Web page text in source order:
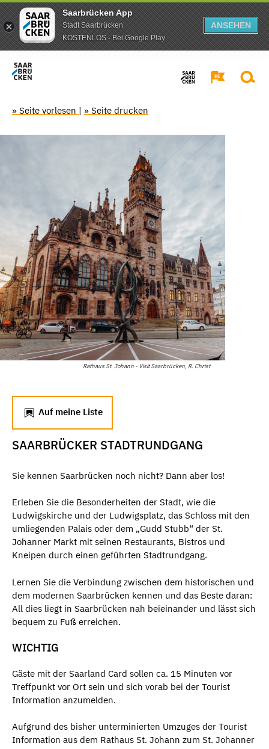
Saarbrücken App
Stadt Saarbrücken
KOSTENLOS - Bei Google Play
ANSEHEN
» Seite vorlesen | » Seite drucken
Rathaus St. Johann - Visit Saarbrücken, R. Christ
Auf meine Liste
SAARBRÜCKER STADTRUNDGANG
Sie kennen Saarbrücken noch nicht? Dann aber los!
Erleben Sie die Besonderheiten der Stadt, wie die
Ludwigskirche und der Ludwigsplatz, das Schloss mit den
umliegenden Palais oder dem „Gudd Stubb“ der St.
Johanner Markt mit seinen Restaurants, Bistros und
Kneipen durch einen geführten Stadtrundgang.
Lernen Sie die Verbindung zwischen dem historischen und
dem modernen Saarbrücken kennen und das Beste daran:
All dies liegt in Saarbrücken nah beieinander und lässt sich
bequem zu Fuß erreichen.
WICHTIG
Gäste mit der Saarland Card sollen ca. 15 Minuten vor
Treffpunkt vor Ort sein und sich vorab bei der Tourist
Information anzumelden.
Aufgrund des bisher unterminierten Umzuges der Tourist
Information aus dem Rathaus St. Johann zum St. Johanner